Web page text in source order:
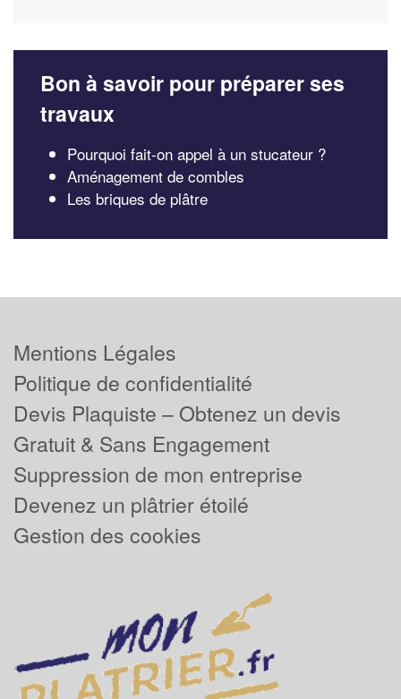
Bon à savoir pour préparer ses
travaux
Pourquoi fait-on appel à un stucateur ?
Aménagement de combles
Les briques de plâtre
Mentions Légales
Politique de confidentialité
Devis Plaquiste – Obtenez un devis
Gratuit & Sans Engagement
Suppression de mon entreprise
Devenez un plâtrier étoilé
Gestion des cookies